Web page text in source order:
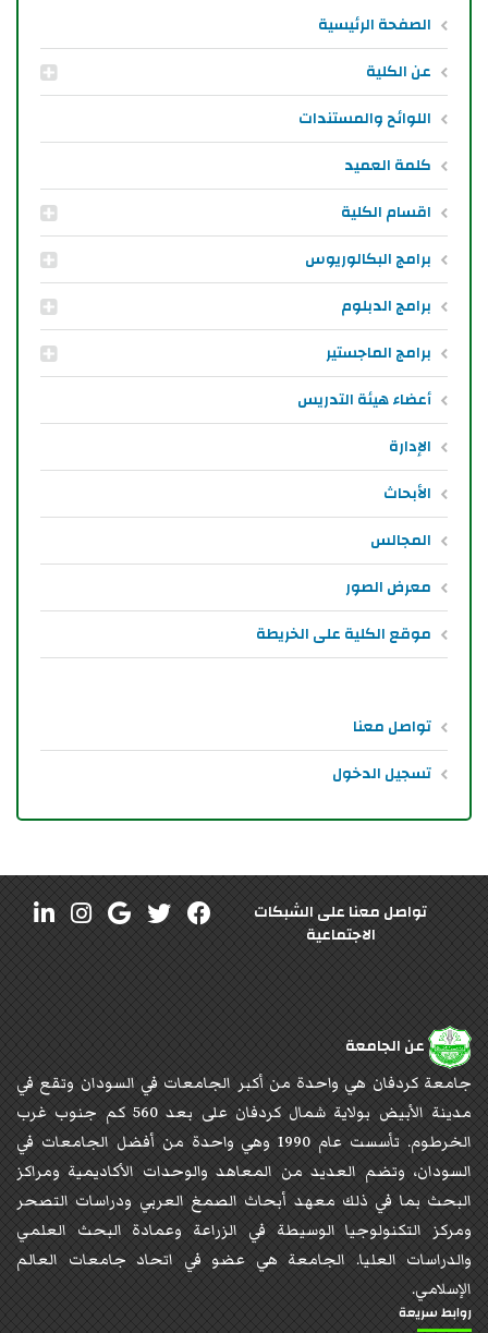
الصفحة الرئيسية
عن الكلية
اللوائح والمستندات
كلمة العميد
اقسام الكلية
برامج البكالوريوس
برامج الدبلوم
برامج الماجستير
أعضاء هيئة التدريس
الإدارة
الأبحاث
المجالس
معرض الصور
موقع الكلية على الخريطة
تواصل معنا
تسجيل الدخول
تواصل معنا على الشبكات
الاجتماعية
عن الجامعة
جامعة كردفان هي واحدة من أكبر الجامعات في السودان وتقع في
مدينة الأبيض بولاية شمال كردفان على بعد 560 كم جنوب غرب
الخرطوم. تأسست عام 1990 وهي واحدة من أفضل الجامعات في
السودان، وتضم العديد من المعاهد والوحدات الأكاديمية ومراكز
البحث بما في ذلك معهد أبحاث الصمغ العربي ودراسات التصحر
ومركز التكنولوجيا الوسيطة في الزراعة وعمادة البحث العلمي
والدراسات العليا. الجامعة هي عضو في اتحاد جامعات العالم
الإسلامي.
روابط سريعة